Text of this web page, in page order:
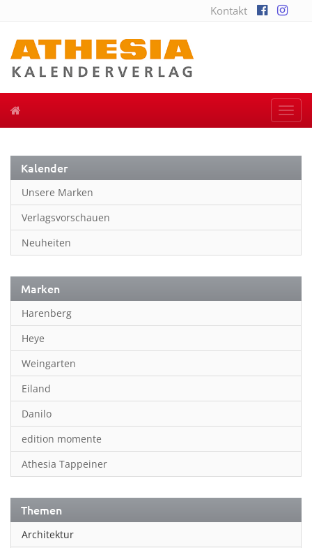
Kontakt
Kalender
Unsere Marken
Verlagsvorschauen
Neuheiten
Marken
Harenberg
Heye
Weingarten
Eiland
Danilo
edition momente
Athesia Tappeiner
Themen
Architektur